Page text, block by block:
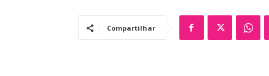
Compartilhar